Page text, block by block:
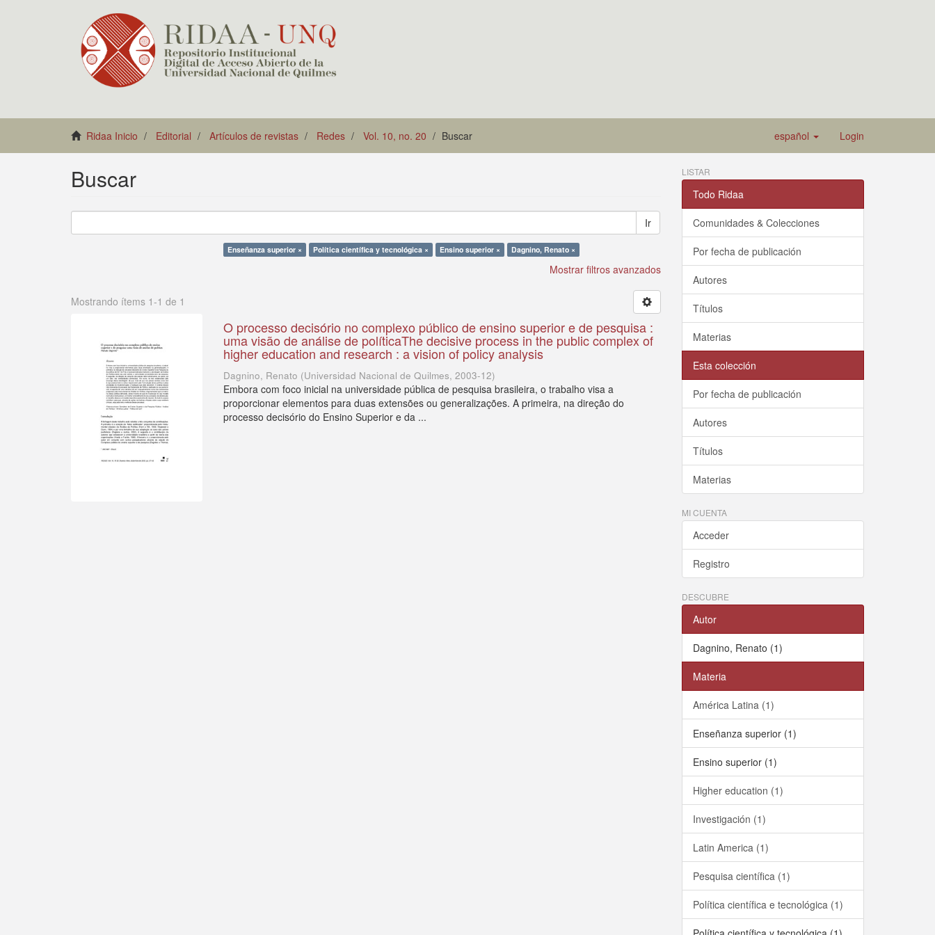
Ridaa Inicio Editorial Artículos de revistas Redes Vol. 10, no. 20 Buscar español Login
Buscar
Ir
Enseñanza superior × Política científica y tecnológica × Ensino superior × Dagnino, Renato ×
Mostrar filtros avanzados
Mostrando ítems 1-1 de 1
O processo decisório no complexo público de ensino superior e de pesquisa :
uma visão de análise de políticaThe decisive process in the public complex of
higher education and research : a vision of policy analysis
Dagnino, Renato (Universidad Nacional de Quilmes,2003-12)
Embora com foco inicial na universidade pública de pesquisa brasileira, o trabalho visa a
proporcionar elementos para duas extensões ou generalizações. A primeira, na direção do
processo decisório do Ensino Superior e da ...
LISTAR
Todo Ridaa
Comunidades & Colecciones
Por fecha de publicación
Autores
Títulos
Materias
Esta colección
Por fecha de publicación
Autores
Títulos
Materias
MI CUENTA
Acceder
Registro
DESCUBRE
Autor
Dagnino, Renato (1)
Materia
América Latina (1)
Enseñanza superior (1)
Ensino superior (1)
Higher education (1)
Investigación (1)
Latin America (1)
Pesquisa científica (1)
Política científica e tecnológica (1)